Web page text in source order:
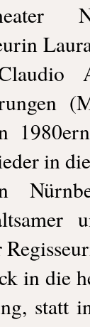
in
in die
statt